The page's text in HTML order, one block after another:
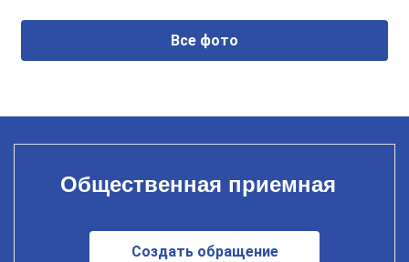
Все фото
Общественная приемная
Создать обращение